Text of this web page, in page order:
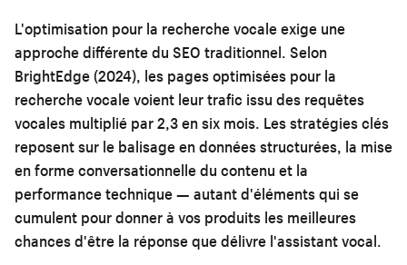
L'optimisation pour la recherche vocale exige une
approche différente du SEO traditionnel. Selon
BrightEdge (2024), les pages optimisées pour la
recherche vocale voient leur trafic issu des requêtes
vocales multiplié par 2,3 en six mois. Les stratégies clés
reposent sur le balisage en données structurées, la mise
en forme conversationnelle du contenu et la
performance technique — autant d'éléments qui se
cumulent pour donner à vos produits les meilleures
chances d'être la réponse que délivre l'assistant vocal.